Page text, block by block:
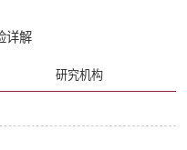
详解
研究机构